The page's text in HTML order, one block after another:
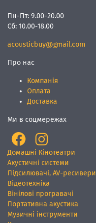
Пн-Пт: 9.00-20.00
Сб: 10.00-18.00
acousticbuy@gmail.com
Про нас
Компанія
Оплата
Доставка
Ми в соцмережах
Домашні Кінотеатри
Акустичні системи
Підсилювачі, AV-ресивери
Відеотехніка
Вінілові програвачі
Портативна акустика
Музичні інструменти